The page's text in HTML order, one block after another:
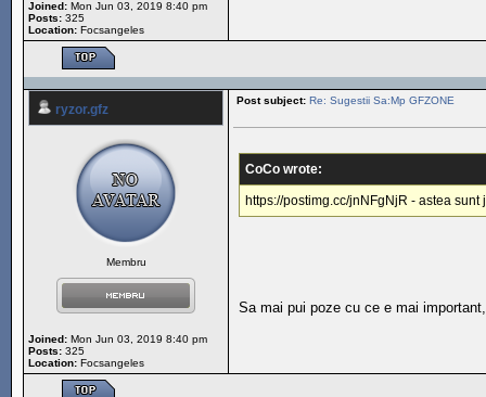
Joined: Mon Jun 03, 2019 8:40 pm
Posts: 325
Location: Focsangeles
ryzor.gfz
Post subject: Re: Sugestii Sa:Mp GFZONE
Membru
Joined: Mon Jun 03, 2019 8:40 pm
Posts: 325
Location: Focsangeles
CoCo wrote:
https://postimg.cc/jnNFgNjR - astea sunt
Sa mai pui poze cu ce e mai